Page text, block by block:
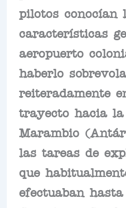
pilotos conocían
características
aeropuerto
haberlo
reiteradamente
trayecto hacia la
Marambio
las tareas de
que
efectuaban hasta